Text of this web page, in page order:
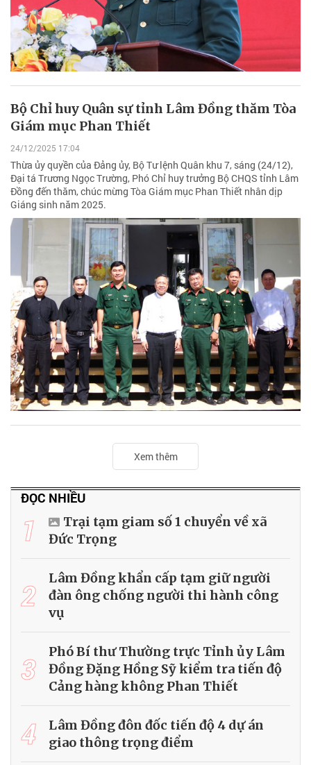
Bộ Chỉ huy Quân sự tỉnh Lâm Đồng thăm Tòa
Giám mục Phan Thiết
24/12/2025 17:04
​Thừa ủy quyền của Đảng ủy, Bộ Tư lệnh Quân khu 7, sáng (24/12),
Đại tá Trương Ngọc Trường, Phó Chỉ huy trưởng Bộ CHQS tỉnh Lâm
Đồng đến thăm, chúc mừng Tòa Giám mục Phan Thiết nhân dịp
Giáng sinh năm 2025.
Xem thêm
ĐỌC NHIỀU
1
Trại tạm giam số 1 chuyển về xã
Đức Trọng
2
Lâm Đồng khẩn cấp tạm giữ người
đàn ông chống người thi hành công
vụ
3
Phó Bí thư Thường trực Tỉnh ủy Lâm
Đồng Đặng Hồng Sỹ kiểm tra tiến độ
Cảng hàng không Phan Thiết
4
Lâm Đồng đôn đốc tiến độ 4 dự án
giao thông trọng điểm